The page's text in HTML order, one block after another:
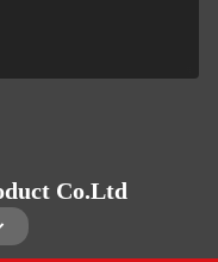
Co.Ltd